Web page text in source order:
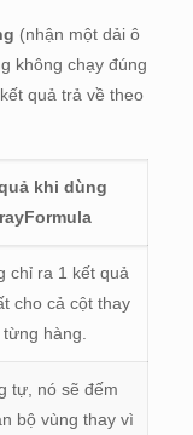
(nhận một dải ô
không chạy đúng
quả trả về theo
khi dùng
chỉ ra 1 kết quả
cho cả cột thay
hàng.
tự, nó sẽ đếm
bộ vùng thay vì